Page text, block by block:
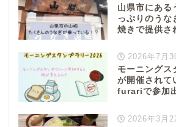
山県市にある
っぷりのうな
焼きで提供さ
2026年7月
モーニングス
が開催されて
furariで参加
2026年3月